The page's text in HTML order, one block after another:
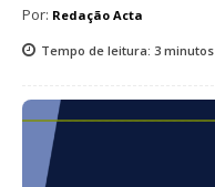
Por: Redação Acta
Tempo de leitura: 3 minutos